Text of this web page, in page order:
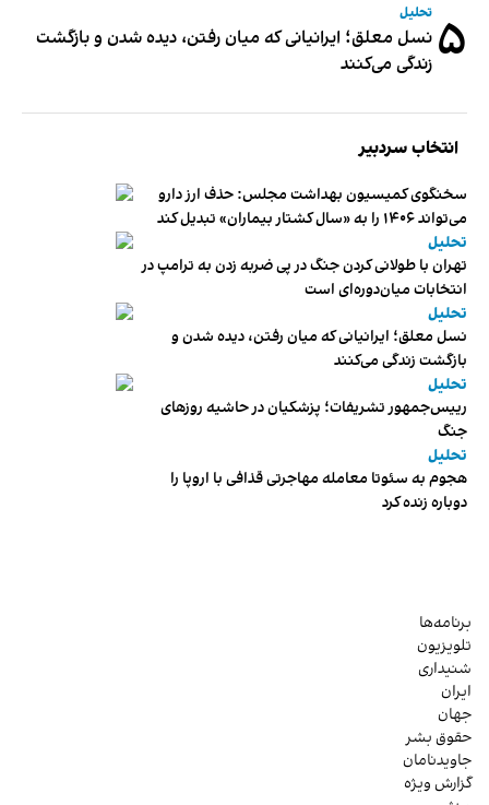
۵ تحلیل
نسل معلق؛ ایرانیانی که میان رفتن، دیده شدن و بازگشت
زندگی می‌کنند
انتخاب سردبیر
سخنگوی کمیسیون بهداشت مجلس: حذف ارز دارو
می‌تواند ۱۴۰۶ را به «سال کشتار بیماران» تبدیل کند
تحلیل
تهران با طولانی کردن جنگ در پی ضربه زدن به ترامپ در
انتخابات میان‌دوره‌ای است
تحلیل
نسل معلق؛ ایرانیانی که میان رفتن، دیده شدن و
بازگشت زندگی می‌کنند
تحلیل
رییس‌جمهور تشریفات؛ پزشکیان در حاشیه روزهای
جنگ
تحلیل
هجوم به سئوتا معامله مهاجرتی قذافی با اروپا را
دوباره زنده کرد
برنامه‌ها
تلویزیون
شنیداری
ایران
جهان
حقوق بشر
جاویدنامان
گزارش ویژه